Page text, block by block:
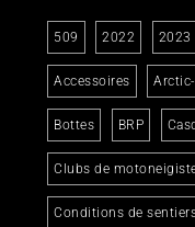
509 2022 2023
Accessoires
Bottes BRP
Clubs de
Conditions de